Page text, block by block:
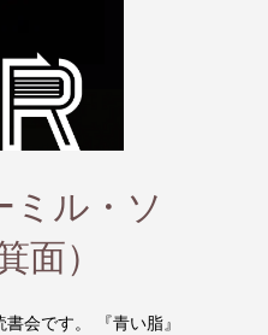
ル・ソ
面）
会です。 『青い脂』